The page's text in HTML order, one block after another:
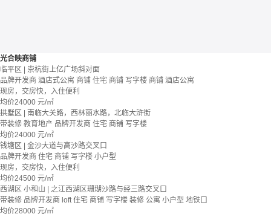
光合映商铺
临平区 | 崇杭街上亿广场斜对面
品牌开发商 酒店式公寓 商铺 住宅 商铺 写字楼 商铺 酒店公寓
现房，交房快，入住便利
均价24000 元/㎡
拱墅区 | 南临大关路，西林丽水路，北临大浒街
带装修 教育地产 品牌开发商 住宅 商铺 写字楼
均价24000 元/㎡
钱塘区 | 金沙大道与高沙路交叉口
品牌开发商 住宅 商铺 写字楼 小户型
现房，交房快，入住便利
均价24500 元/㎡
西湖区 小和山 | 之江西湖区珊瑚沙路与经三路交叉口
带装修 品牌开发商 loft 住宅 商铺 写字楼 装修 公寓 小户型 地铁口
均价28000 元/㎡